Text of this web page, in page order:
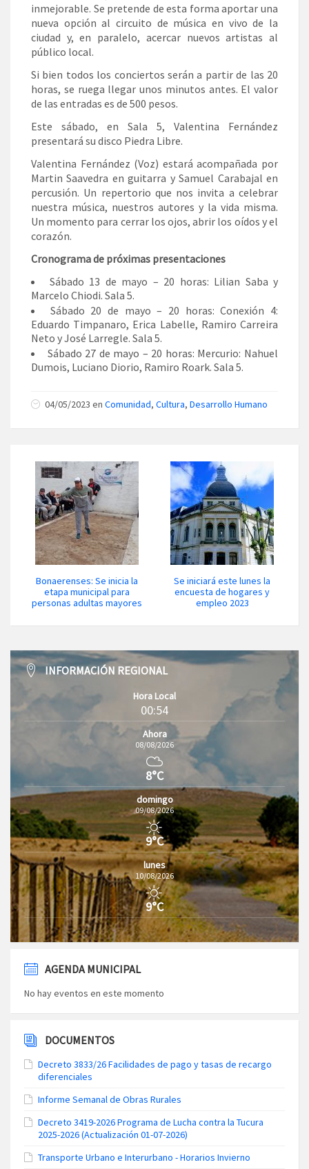
inmejorable. Se pretende de esta forma aportar una
nueva opción al circuito de música en vivo de la
ciudad y, en paralelo, acercar nuevos artistas al
público local.
Si bien todos los conciertos serán a partir de las 20
horas, se ruega llegar unos minutos antes. El valor
de las entradas es de 500 pesos.
Este sábado, en Sala 5, Valentina Fernández
presentará su disco Piedra Libre.
Valentina Fernández (Voz) estará acompañada por
Martin Saavedra en guitarra y Samuel Carabajal en
percusión. Un repertorio que nos invita a celebrar
nuestra música, nuestros autores y la vida misma.
Un momento para cerrar los ojos, abrir los oídos y el
corazón.
Cronograma de próximas presentaciones
Sábado 13 de mayo – 20 horas: Lilian Saba y
Marcelo Chiodi. Sala 5.
Sábado 20 de mayo – 20 horas: Conexión 4:
Eduardo Timpanaro, Erica Labelle, Ramiro Carreira
Neto y José Larregle. Sala 5.
Sábado 27 de mayo – 20 horas: Mercurio: Nahuel
Dumois, Luciano Diorio, Ramiro Roark. Sala 5.
04/05/2023 en Comunidad, Cultura, Desarrollo Humano
Bonaerenses: Se inicia la
etapa municipal para
personas adultas mayores
Se iniciará este lunes la
encuesta de hogares y
empleo 2023
INFORMACIÓN REGIONAL
Hora Local
00:54
Ahora
08/08/2026
8°C
domingo
09/08/2026
9°C
lunes
10/08/2026
9°C
AGENDA MUNICIPAL
No hay eventos en este momento
DOCUMENTOS
Decreto 3833/26 Facilidades de pago y tasas de recargo
diferenciales
Informe Semanal de Obras Rurales
Decreto 3419-2026 Programa de Lucha contra la Tucura
2025-2026 (Actualización 01-07-2026)
Transporte Urbano e Interurbano - Horarios Invierno